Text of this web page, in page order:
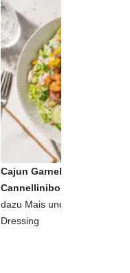
Cajun Garnelen auf
Cannellinibohnen-Salat
dazu Mais und Buttermilch-
Dressing